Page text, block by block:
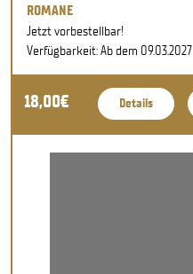
ROMANE
Jetzt vorbestellbar!
Verfügbarkeit: Ab dem 09.03.2027
18,00€ Details